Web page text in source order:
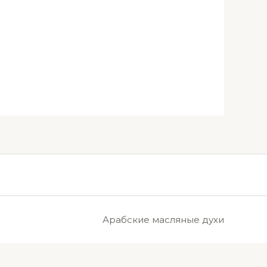
Арабские масляные духи